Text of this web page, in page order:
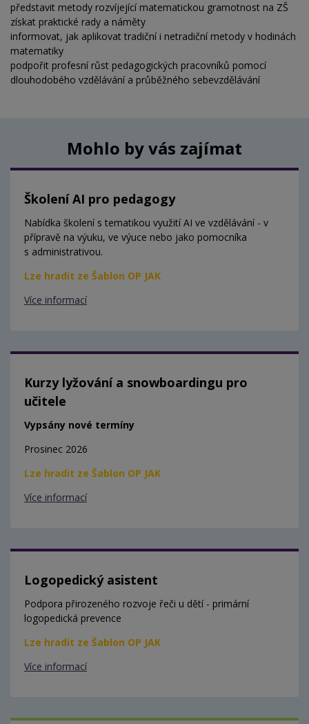
představit metody rozvíjející matematickou gramotnost na ZŠ
získat praktické rady a náměty
informovat, jak aplikovat tradiční i netradiční metody v hodinách
matematiky
podpořit profesní růst pedagogických pracovníků pomocí
dlouhodobého vzdělávání a průběžného sebevzdělávání
Mohlo by vás zajímat
Školení AI pro pedagogy
Nabídka školení s tematikou využití AI ve vzdělávání - v
přípravě na výuku, ve výuce nebo jako pomocníka
s administrativou.
Lze hradit ze Šablon OP JAK
Více informací
Kurzy lyžování a snowboardingu pro
učitele
Vypsány nové termíny
Prosinec 2026
Lze hradit ze Šablon OP JAK
Více informací
Logopedický asistent
Podpora přirozeného rozvoje řeči u dětí - primární
logopedická prevence
Lze hradit ze Šablon OP JAK
Více informací